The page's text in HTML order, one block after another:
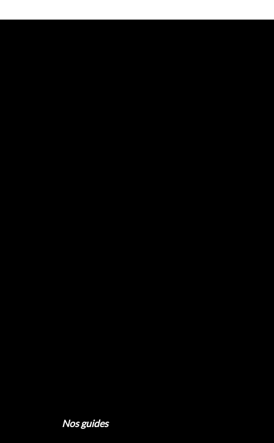
Nos guides